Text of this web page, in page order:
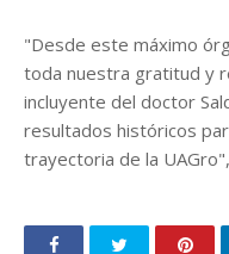
"Desde este máximo
toda nuestra gratitud y
incluyente del doctor
resultados históricos
trayectoria de la